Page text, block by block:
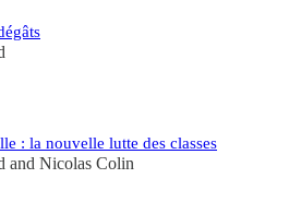
: la nouvelle lutte des classes
and Nicolas Colin